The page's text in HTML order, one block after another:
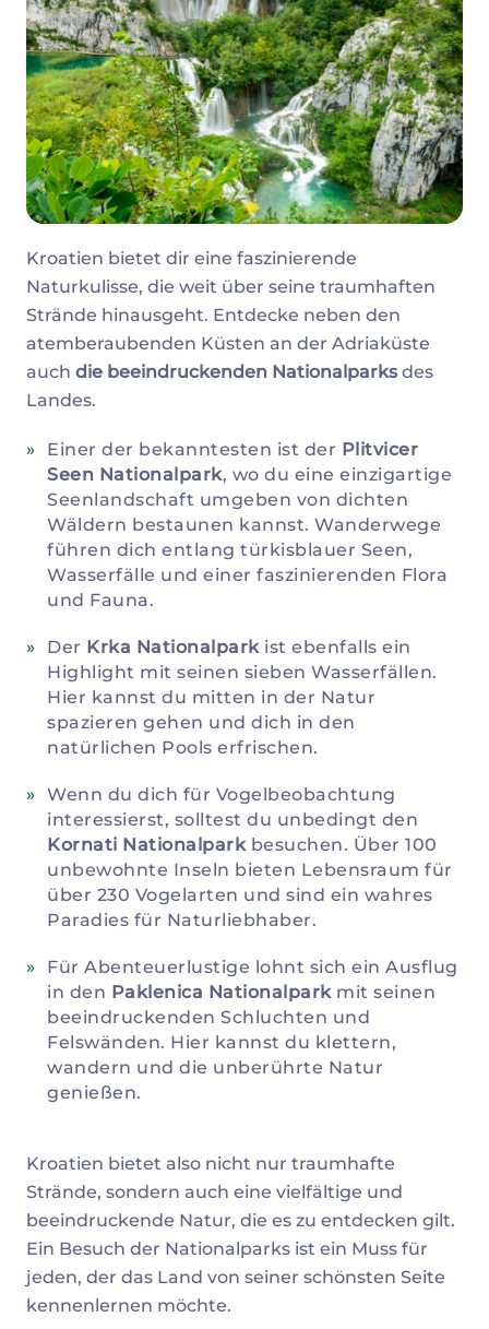
Kroatien bietet dir eine faszinierende
Naturkulisse, die weit über seine traumhaften
Strände hinausgeht. Entdecke neben den
atemberaubenden Küsten an der Adriaküste
auch die beeindruckenden Nationalparksdes
Landes.
Einer der bekanntesten ist der Plitvicer
Seen Nationalpark, wo du eine einzigartige
Seenlandschaft umgeben von dichten
Wäldern bestaunen kannst. Wanderwege
führen dich entlang türkisblauer Seen,
Wasserfälle und einer faszinierenden Flora
und Fauna.
Der Krka Nationalparkist ebenfalls ein
Highlight mit seinen sieben Wasserfällen.
Hier kannst du mitten in der Natur
spazieren gehen und dich in den
natürlichen Pools erfrischen.
Wenn du dich für Vogelbeobachtung
interessierst, solltest du unbedingt den
Kornati Nationalparkbesuchen. Über 100
unbewohnte Inseln bieten Lebensraum für
über 230 Vogelarten und sind ein wahres
Paradies für Naturliebhaber.
Für Abenteuerlustige lohnt sich ein Ausflug
in den Paklenica Nationalparkmit seinen
beeindruckenden Schluchten und
Felswänden. Hier kannst du klettern,
wandern und die unberührte Natur
genießen.
Kroatien bietet also nicht nur traumhafte
Strände, sondern auch eine vielfältige und
beeindruckende Natur, die es zu entdecken gilt.
Ein Besuch der Nationalparks ist ein Muss für
jeden, der das Land von seiner schönsten Seite
kennenlernen möchte.